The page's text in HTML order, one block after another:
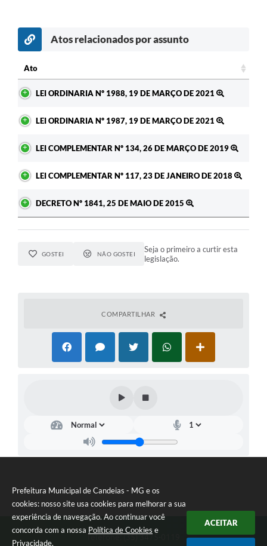
Prefeitura Municipal de Candeias - MG e os
cookies: nosso site usa cookies para melhorar a sua
experiência de navegação. Ao continuar você
concorda com a nossa Política de Cookies e
Privacidade.
ACEITAR
Atos relacionados por assunto
Ato
LEI ORDINARIA Nº 1988, 19 DE MARÇO DE 2021
LEI ORDINARIA Nº 1987, 19 DE MARÇO DE 2021
LEI COMPLEMENTAR Nº 134, 26 DE MARÇO DE 2019
LEI COMPLEMENTAR Nº 117, 23 DE JANEIRO DE 2018
DECRETO Nº 1841, 25 DE MAIO DE 2015
GOSTEI NÃO GOSTEI
Seja o primeiro a curtir esta
legislação.
COMPARTILHAR
Telefone: (35) 3475-0119